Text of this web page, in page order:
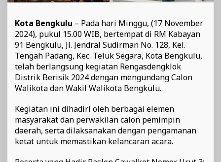
Kota Bengkulu – Pada hari Minggu, (17 November
2024), pukul 15.00 WIB, bertempat di RM Kabayan
91 Bengkulu, Jl. Jendral Sudirman No. 128, Kel.
Tengah Padang, Kec. Teluk Segara, Kota Bengkulu,
telah berlangsung kegiatan Rengasdengklok
Distrik Berisik 2024 dengan mengundang Calon
Walikota dan Wakil Walikota Bengkulu.
Kegiatan ini dihadiri oleh berbagai elemen
masyarakat dan perwakilan calon pemimpin
daerah, serta dilaksanakan dengan pengamanan
ketat untuk memastikan kelancaran acara.